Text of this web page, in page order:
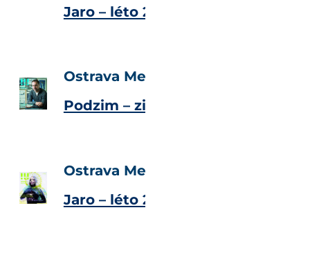
Jaro – léto 2016
Ostrava Metropolitan Magazine
Podzim – zima 2015
Ostrava Metropolitan Magazine
Jaro – léto 2015